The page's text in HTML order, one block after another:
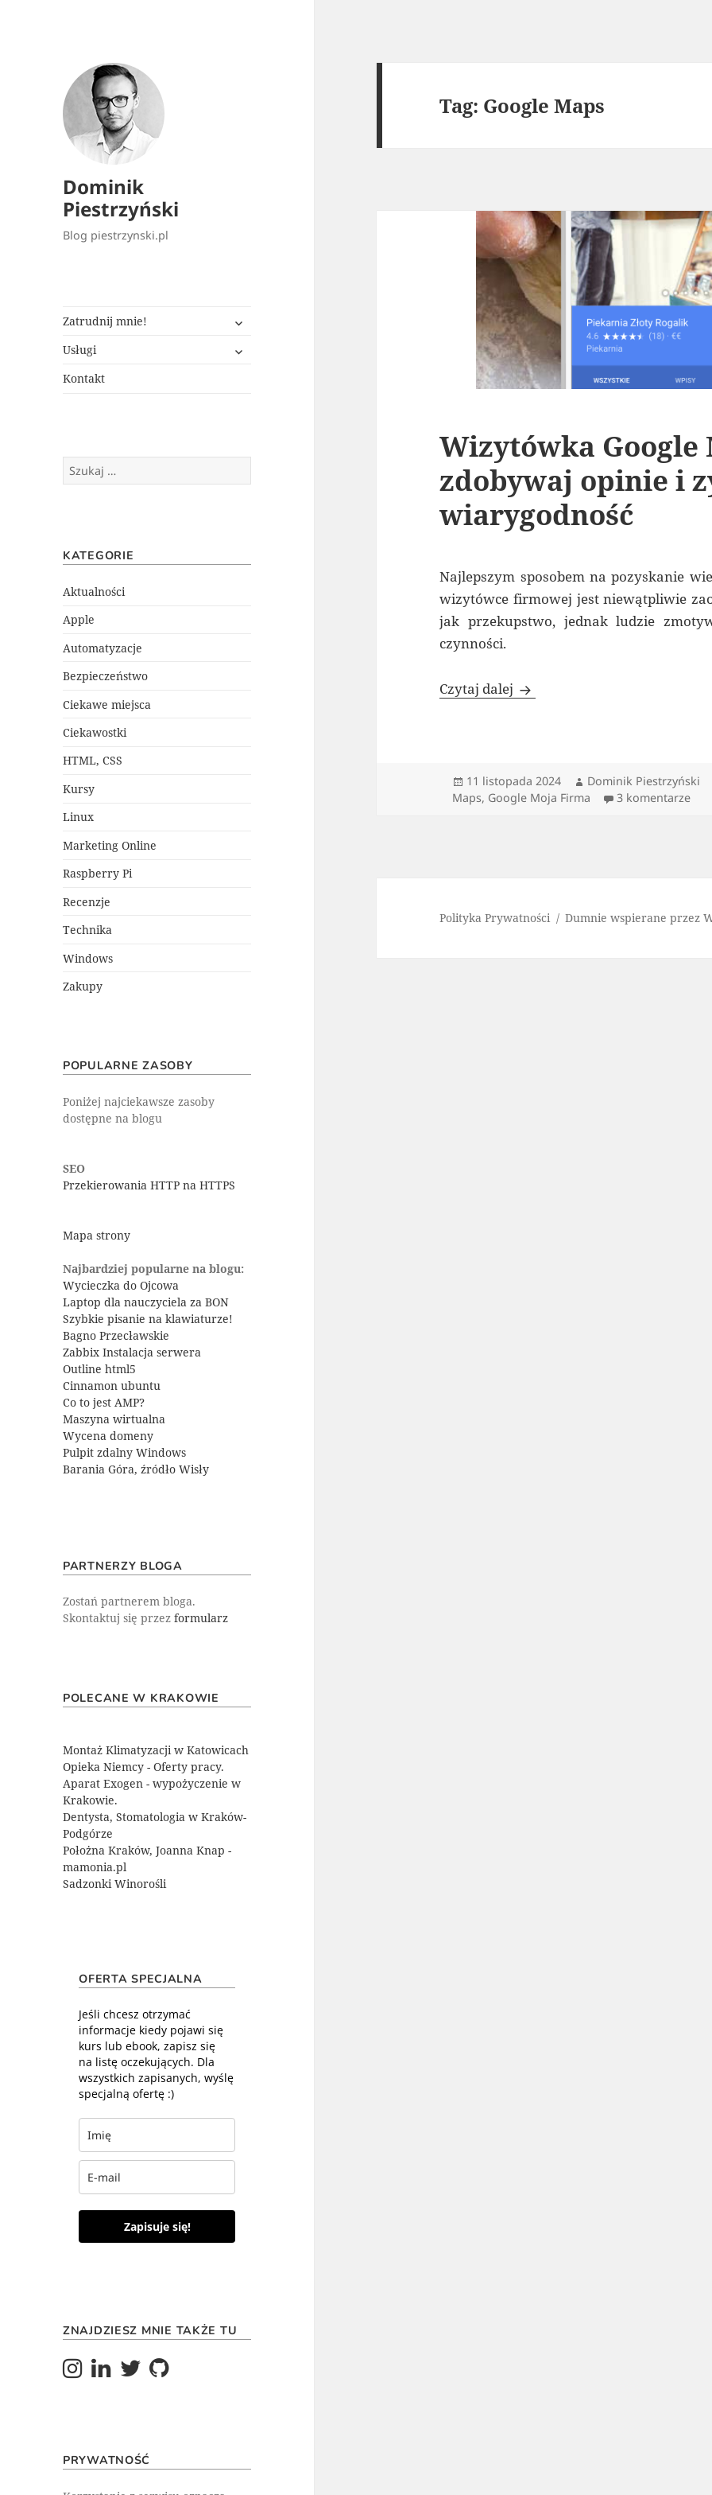
Dominik
Piestrzyński
Blog piestrzynski.pl
Zatrudnij mnie!
potomne
Usługi
Kontakt
Szukaj:
KATEGORIE
Aktualności
Apple
Automatyzacje
Bezpieczeństwo
Ciekawe miejsca
Ciekawostki
HTML, CSS
Kursy
Linux
Marketing Online
Raspberry Pi
Recenzje
Technika
Windows
Zakupy
POPULARNE ZASOBY
Poniżej najciekawsze zasoby
dostępne na blogu
SEO
Przekierowania HTTP na HTTPS
Mapa strony
Najbardziej popularne na blogu:
Wycieczka do Ojcowa
Laptop dla nauczyciela za BON
Szybkie pisanie na klawiaturze!
Bagno Przecławskie
Zabbix Instalacja serwera
Outline html5
Cinnamon ubuntu
Co to jest AMP?
Maszyna wirtualna
Wycena domeny
Pulpit zdalny Windows
Barania Góra, źródło Wisły
PARTNERZY BLOGA
Zostań partnerem bloga.
Skontaktuj się przezformularz
POLECANE W KRAKOWIE
Montaż Klimatyzacji w Katowicach
Opieka Niemcy - Oferty pracy.
Aparat Exogen - wypożyczenie w
Krakowie.
Dentysta, Stomatologia w Kraków-
Podgórze
Położna Kraków, Joanna Knap -
mamonia.pl
Sadzonki Winorośli
OFERTA SPECJALNA
Jeśli chcesz otrzymać
informacje kiedy pojawi się
kurs lub ebook, zapisz się
na listę oczekujących. Dla
wszystkich zapisanych, wyślę
specjalną ofertę :)
Zapisuje się!
ZNAJDZIESZ MNIE TAKŻE TU
PRYWATNOŚĆ
Tag: Google Maps
Wizytówka Google
zdobywaj opinie i
wiarygodność
Najlepszym sposobem na pozyskanie
wizytówce firmowej jest niewątpliwie
jak przekupstwo, jednak ludzie
czynności.
Czytaj dalej Wizytówka Google Moja
Data
publikacji
11 listopada 2024 Autor
Dominik Piestrzyński
Maps, Google Moja Firma 3 komentarzedo
Polityka Prywatności Dumnie wspierane przez